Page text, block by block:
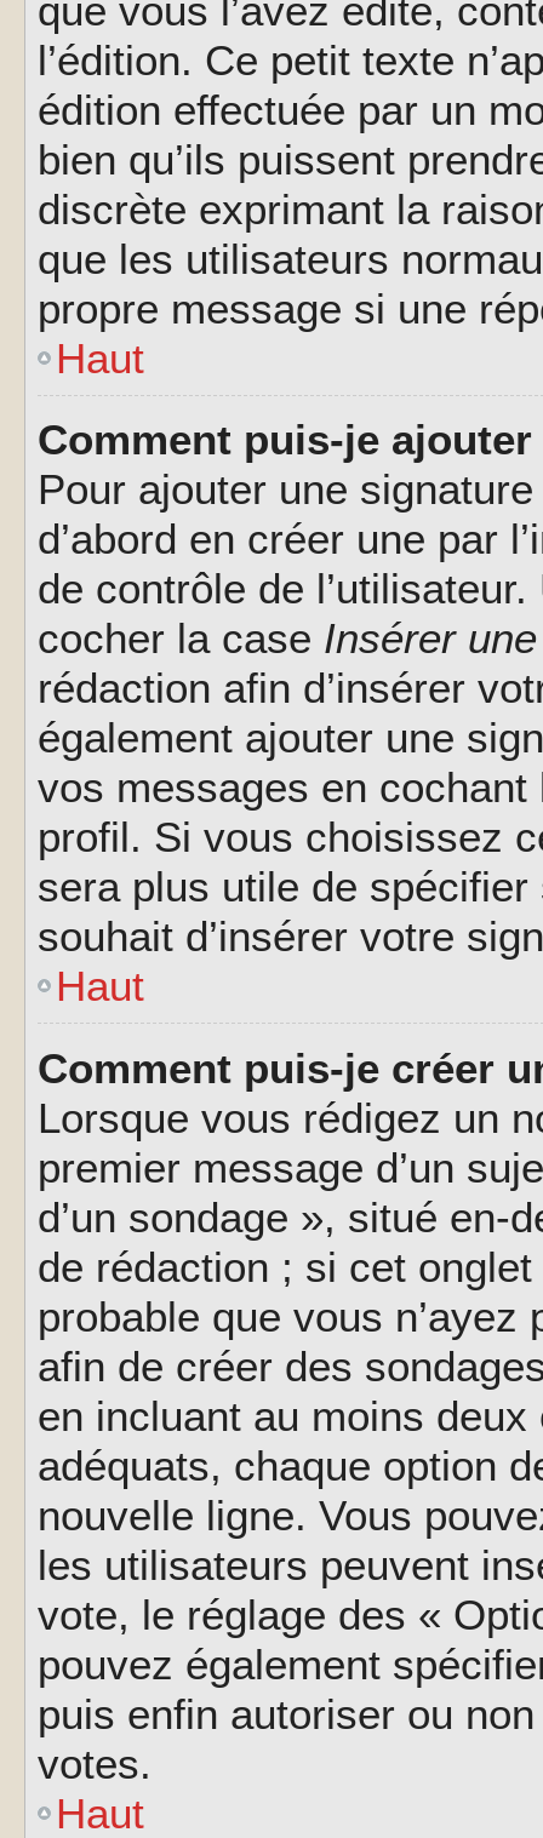
que vous l’avez édité,
l’édition. Ce petit texte
édition effectuée par un
bien qu’ils puissent
discrète exprimant la
que les utilisateurs
propre message si une
Haut
Comment puis-je
Pour ajouter une
d’abord en créer une par
de contrôle de
cocher la case Insérer
rédaction afin d’insérer
également ajouter une
vos messages en
profil. Si vous choisissez
sera plus utile de
souhait d’insérer votre
Haut
Comment puis-je créer
Lorsque vous rédigez un
premier message d’un
d’un sondage », situé en-
de rédaction ; si cet
probable que vous
afin de créer des
en incluant au moins
adéquats, chaque option
nouvelle ligne. Vous
les utilisateurs peuvent
vote, le réglage des «
pouvez également
puis enfin autoriser ou
votes.
Haut